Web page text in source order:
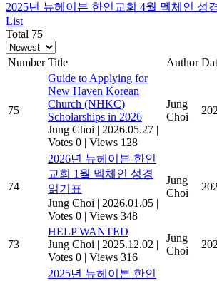
2025년 뉴헤이븐 한인교회 4월 멕체인 성
List
Total 75
Number Title Author
75
Guide to Applying for
New Haven Korean
Church (NHKC)
Scholarships in 2026
Jung Choi | 2026.05.27 |
Votes 0 | Views 128
Jung
Choi
74
2026년 뉴헤이븐 한인
교회 1월 멕체인 성경
읽기표
Jung Choi | 2026.01.05 |
Votes 0 | Views 348
Jung
Choi
73
HELP WANTED
Jung Choi | 2025.12.02 |
Votes 0 | Views 316
Jung
Choi
2025년 뉴헤이븐 한인